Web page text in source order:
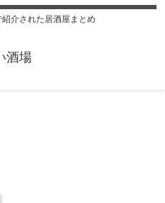
介された居酒屋まとめ
酒場